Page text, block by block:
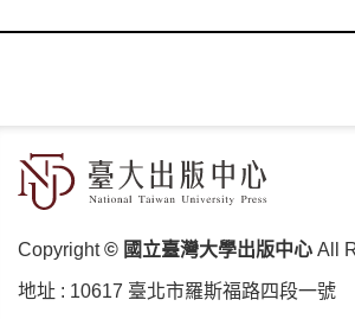
Copyright© 國立臺灣大學出版中心 All
地址 : 10617 臺北市羅斯福路四段⼀號